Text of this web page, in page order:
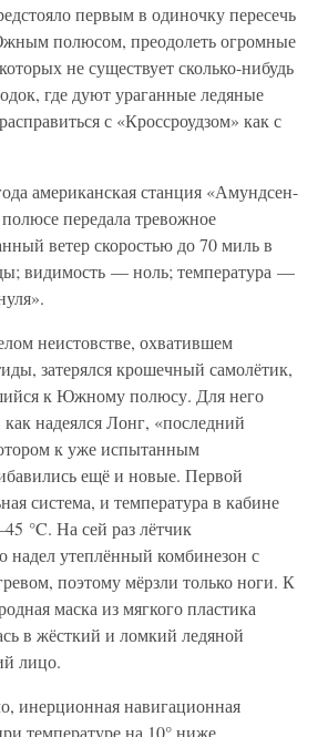
первым в одиночку пересечь
полюсом, преодолеть огромные
не существует сколько-нибудь
где дуют ураганные ледяные
с «Кроссроудзом» как с
американская станция «Амундсен-
передала тревожное
ветер скоростью до 70 миль в
видимость — ноль; температура —
неистовстве, охватившем
затерялся крошечный самолётик,
к Южному полюсу. Для него
надеялся Лонг, «последний
к уже испытанным
ещё и новые. Первой
система, и температура в кабине
°C. На сей раз лётчик
надел утеплённый комбинезон с
поэтому мёрзли только ноги. К
маска из мягкого пластика
в жёсткий и ломкий ледяной
лицо.
инерционная навигационная
температуре на 10° ниже